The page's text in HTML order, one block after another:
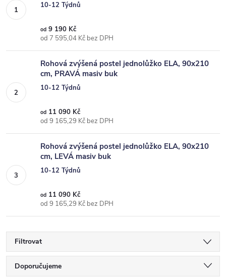
10-12 Týdnů
od 9 190 Kč
od 7 595,04 Kč bez DPH
Rohová zvýšená postel jednolůžko ELA, 90x210
cm, PRAVÁ masiv buk
10-12 Týdnů
od 11 090 Kč
od 9 165,29 Kč bez DPH
Rohová zvýšená postel jednolůžko ELA, 90x210
cm, LEVÁ masiv buk
10-12 Týdnů
od 11 090 Kč
od 9 165,29 Kč bez DPH
Filtrovat
Doporučujeme